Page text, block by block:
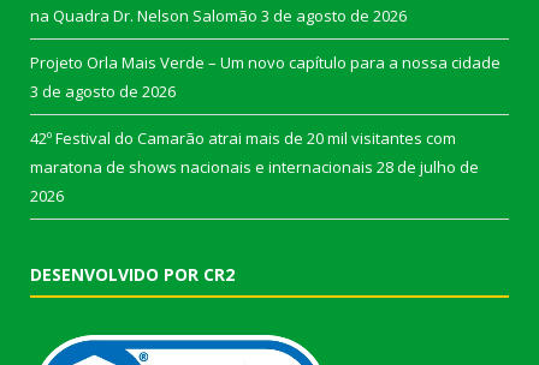
na Quadra Dr. Nelson Salomão 3 de agosto de 2026
Projeto Orla Mais Verde – Um novo capítulo para a nossa cidade
3 de agosto de 2026
42º Festival do Camarão atrai mais de 20 mil visitantes com
maratona de shows nacionais e internacionais 28 de julho de
2026
DESENVOLVIDO POR CR2